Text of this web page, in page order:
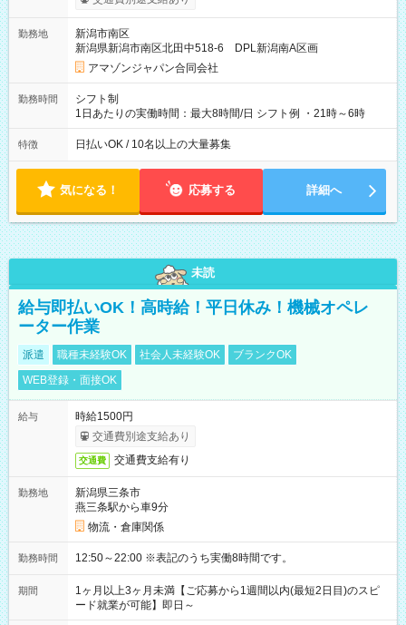
月25日支払い ※時間外手当、別途支給 ※深夜割増賃金 (22:00～
☆Amazon直雇用で安定して働けます！ 【試用期間】試用期間
あり 試用期間の長さ：1週間 雇用形態、給与は本採用時と同じ
です。
勤務地
新潟市南区
新潟県新潟市南区北田中518-6 DPL新潟南A区画
アマゾンジャパン合同会社
勤務時間
シフト制
1日あたりの実働時間：最大8時間/日 シフト例 ・21時～6時
特徴 日払いOK / 10名以上の大量募集
気になる！ 応募する 詳細へ
未読
給与即払いOK！高時給！平日休み！機械オペレ
ーター作業
派遣 職種未経験OK 社会人未経験OK
ブランクOK
WEB登録・面接OK
給与
時給1500円
交通費別途支給あり
交通費 交通費支給有り
勤務地
新潟県三条市
燕三条駅から車9分
物流・倉庫関係
勤務時間 12:50～22:00 ※表記のうち実働8時間です。
期間
1ヶ月以上3ヶ月未満【ご応募から1週間以内(最短2日目)のスピ
ード就業が可能】即日～